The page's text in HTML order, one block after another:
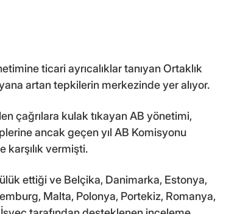
ticari ayrıcalıklar tanıyan Ortaklık
artan tepkilerin merkezinde yer alıyor.
çağrılara kulak tıkayan AB yönetimi,
ancak geçen yıl AB Komisyonu
karşılık vermişti.
ettiği ve Belçika, Danimarka, Estonya,
Malta, Polonya, Portekiz, Romanya,